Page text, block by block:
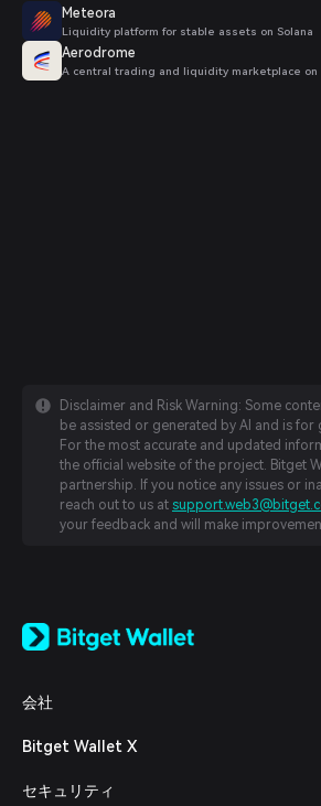
Meteora
Liquidity platform for stable assets on Solana
Aerodrome
A central trading and liquidity marketplace on
Disclaimer and Risk Warning: Some
be assisted or generated by AI and is for
For the most accurate and updated
the official website of the project. Bitget
partnership. If you notice any issues or
reach out to us at
your feedback and will make
日本語
Español (Latinoamérica)
Italiano
Deutsch
会社
Bitget Wallet X
セキュリティ